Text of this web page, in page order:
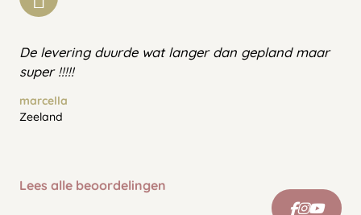
De levering duurde wat langer dan gepland maar
super !!!!!
marcella
Zeeland
Lees alle beoordelingen